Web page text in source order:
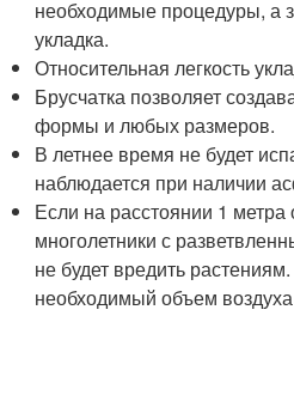
необходимые процедуры, а
укладка.
Относительная легкость
Брусчатка позволяет
формы и любых размеров.
В летнее время не будет
наблюдается при наличии
Если на расстоянии 1 метра
многолетники с
не будет вредить
необходимый объем